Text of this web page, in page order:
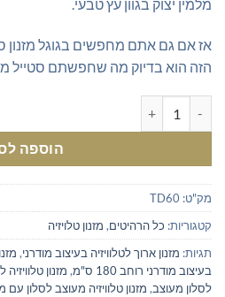
מלמין יצוק בגוון עץ טבעי.
הזה הוא בדיוק מה שחפשתם סטייל
הוספה
מק"ט: TD60
קטגוריות: כל הרהיטים, מזנון טלויזיה
תגיות: מזנון ארוך לטלוויזיה בעיצוב מודרני,
בעיצוב מודרני רוחב 180 ס"מ
, מזנון
לסלון מעוצב, מזנון טלוויזיה מעוצב לסלון עם